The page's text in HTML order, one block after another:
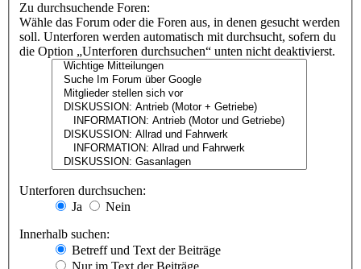
Zu durchsuchende Foren:
Wähle das Forum oder die Foren aus, in denen gesucht werden
soll. Unterforen werden automatisch mit durchsucht, sofern du
die Option „Unterforen durchsuchen“ unten nicht deaktivierst.
Unterforen durchsuchen:
Ja
Nein
Innerhalb suchen:
Betreff und Text der Beiträge
Nur im Text der Beiträge